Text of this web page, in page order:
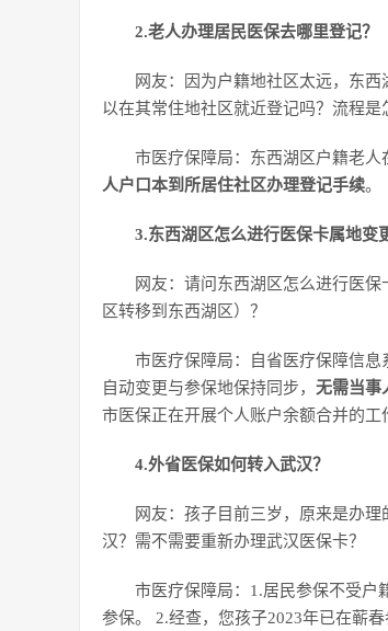
2.老人办理居民医保去哪里登记？
网友：因为户籍地社区太远，东
以在其常住地社区就近登记吗？流程是
市医疗保障局：东西湖区户籍老人
人户口本到所居住社区办理登记手续。
3.东西湖区怎么进行医保卡属地变
网友：请问东西湖区怎么进行医
区转移到东西湖区）？
市医疗保障局：自省医疗保障信
自动变更与参保地保持同步， 无需当事
市医保正在开展个人账户余额合并的工
4.外省医保如何转入武汉？
网友：孩子目前三岁，原来是办
汉？需不需要重新办理武汉医保卡？
市医疗保障局：1.居民参保不受户
参保。 2.经查，您孩子2023年已在蕲